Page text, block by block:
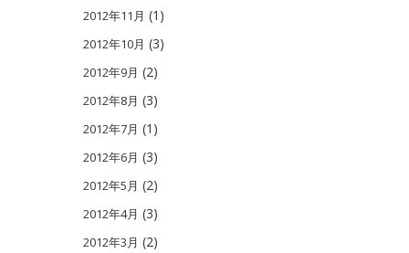
2012年11月 (1)
2012年10月 (3)
2012年9月 (2)
2012年8月 (3)
2012年7月 (1)
2012年6月 (3)
2012年5月 (2)
2012年4月 (3)
2012年3月 (2)